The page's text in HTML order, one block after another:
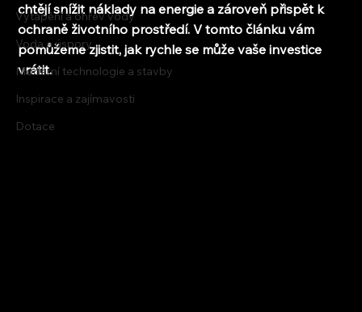
Vytápění a ohřev vody
Voda a úspory
Moderní technologie a stavby
Inspirace a zajímavosti
Dotace
chtějí snížit náklady na energie a zároveň přispět k
ochraně životního prostředí. V tomto článku vám
pomůžeme zjistit, jak rychle se může vaše investice
vrátit.